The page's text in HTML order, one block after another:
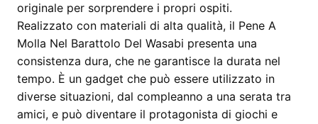
originale per sorprendere i propri ospiti.
Realizzato con materiali di alta qualità, il Pene A
Molla Nel Barattolo Del Wasabi presenta una
consistenza dura, che ne garantisce la durata nel
tempo. È un gadget che può essere utilizzato in
diverse situazioni, dal compleanno a una serata tra
amici, e può diventare il protagonista di giochi e